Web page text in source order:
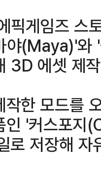
픽게임즈 스
야(Maya)'
3D 에셋 제
한 모드를
인 '커스포
로 저장해 자